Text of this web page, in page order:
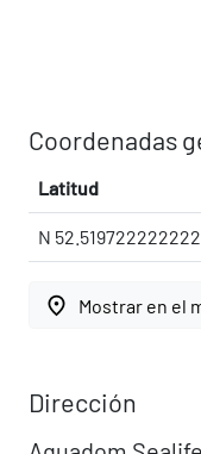
Coordenadas
Latitud
N 52.519722222222
place Mostrar en el
Dirección